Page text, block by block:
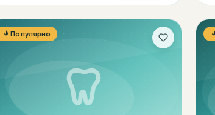
Популярно